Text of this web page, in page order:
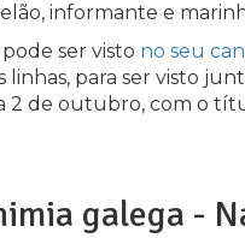
informante e
ser visto no seu
linhas, para ser visto
2 de outubro, com o
galega -